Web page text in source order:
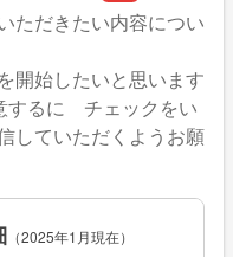
ただきたい内容につい
開始したいと思います
するに チェックをい
していただくようお願
（2025年1月現在）